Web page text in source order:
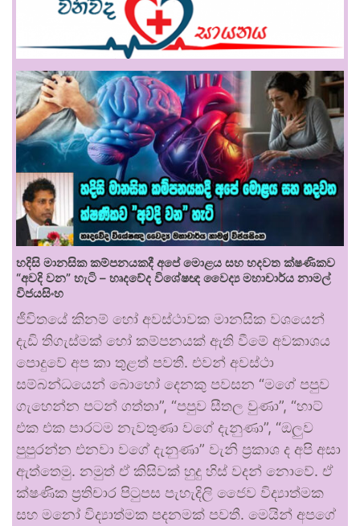
හදිසි මානසික කම්පනයකදී අපේ මොළය සහ හදවත ක්ෂණිකව
“අවදි වන” හැටි – හෘදවේද විශේෂඥ වෛද්‍ය මහාචාර්ය නාමල්
විජයසිංහ
ජීවිතයේ කිනම් හෝ අවස්ථාවක මානසික වශයෙන්
දැඩි තිගැස්මක් හෝ කම්පනයක් ඇති වීමේ අවකාශය
පොදුවේ අප කා තුළත් පවතී. එවන් අවස්ථා
සම්බන්ධයෙන් බොහෝ දෙනකු පවසන “මගේ පපුව
ගැහෙන්න පටන් ගත්තා”, “පපුව සීතල වුණා”, “හාට්
එක එක පාරටම නැවතුණා වගේ දැනුණා”, “ඔලුව
පුපුරන්න එනවා වගේ දැනුණා” වැනි ප්‍රකාශ ද අපි අසා
ඇත්තෙමු. නමුත් ඒ කිසිවක් හුදු හිස් වදන් නොවේ. ඒ
ක්ෂණික ප්‍රතිචාර පිටුපස පැහැදිලි ජෛව විද්‍යාත්මක
සහ මනෝ විද්‍යාත්මක පදනමක් පවතී. මෙයින් අපගේ